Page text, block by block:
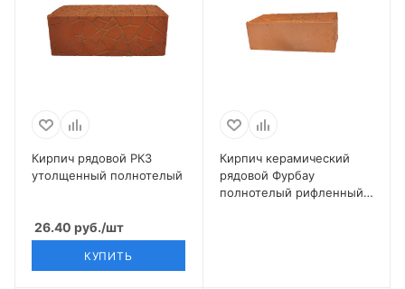
Кирпич рядовой РКЗ
утолщенный полнотелый
26.40 руб./шт
КУПИТЬ
Кирпич керамический
рядовой Фурбау
полнотелый рифленный